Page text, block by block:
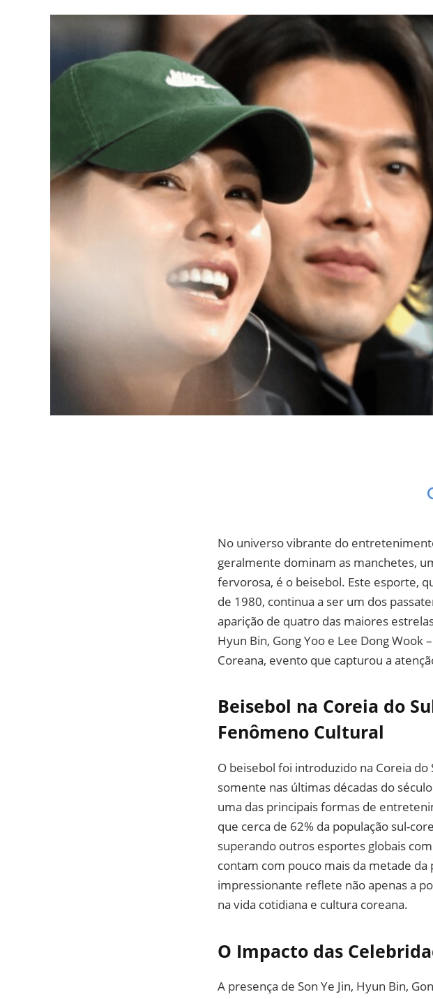
No universo vibrante do
geralmente dominam as manchetes,
fervorosa, é o beisebol. Este esporte,
de 1980, continua a ser um dos
aparição de quatro das maiores
Hyun Bin, Gong Yoo e Lee Dong Wook
Coreana, evento que capturou a
Beisebol na Coreia do
Fenômeno Cultural
O beisebol foi introduzido na Coreia
somente nas últimas décadas do
uma das principais formas de
que cerca de 62% da população sul-
superando outros esportes globais
contam com pouco mais da metade
impressionante reflete não apenas a
na vida cotidiana e cultura coreana.
O Impacto das
A presença de Son Ye Jin, Hyun Bin,